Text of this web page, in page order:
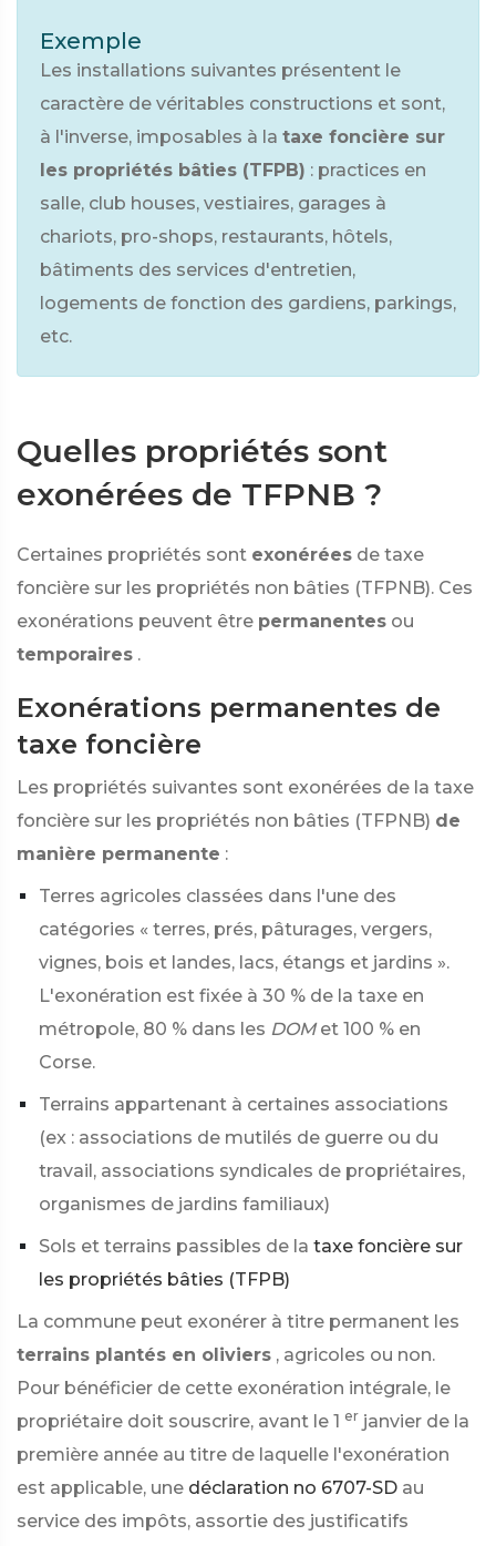
Exemple
Les installations suivantes présentent le
caractère de véritables constructions et sont,
à l'inverse, imposables à la taxe foncière sur
les propriétés bâties (TFPB) : practices en
salle, club houses, vestiaires, garages à
chariots, pro-shops, restaurants, hôtels,
bâtiments des services d'entretien,
logements de fonction des gardiens, parkings,
etc.
Quelles propriétés sont
exonérées de TFPNB ?
Certaines propriétés sont exonérées de taxe
foncière sur les propriétés non bâties (TFPNB). Ces
exonérations peuvent être permanentes ou
temporaires .
Exonérations permanentes de
taxe foncière
Les propriétés suivantes sont exonérées de la taxe
foncière sur les propriétés non bâties (TFPNB) de
manière permanente :
Terres agricoles classées dans l'une des
catégories « terres, prés, pâturages, vergers,
vignes, bois et landes, lacs, étangs et jardins ».
L'exonération est fixée à 30 % de la taxe en
métropole, 80 % dans les DOM et 100 % en
Corse.
Terrains appartenant à certaines associations
(ex : associations de mutilés de guerre ou du
travail, associations syndicales de propriétaires,
organismes de jardins familiaux)
Sols et terrains passibles de la taxe foncière sur
les propriétés bâties (TFPB)
La commune peut exonérer à titre permanent les
terrains plantés en oliviers , agricoles ou non.
Pour bénéficier de cette exonération intégrale, le
propriétaire doit souscrire, avant le 1 er janvier de la
première année au titre de laquelle l'exonération
est applicable, une déclaration no 6707-SD au
service des impôts, assortie des justificatifs